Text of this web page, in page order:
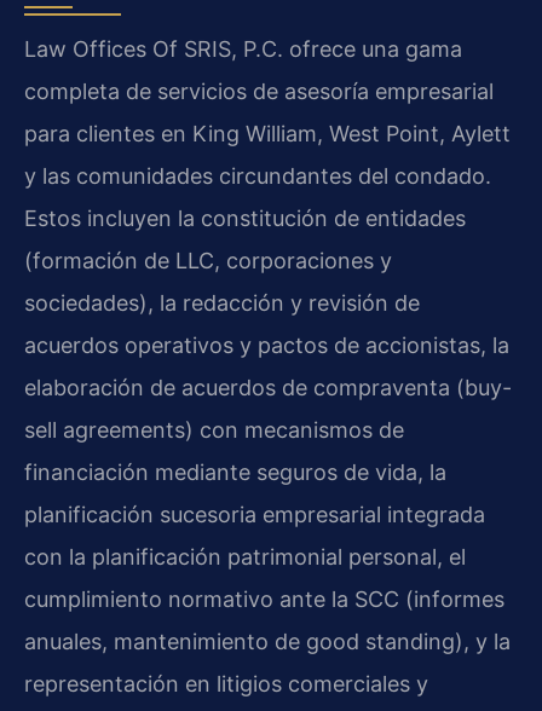
Law Offices Of SRIS, P.C. ofrece una gama
completa de servicios de asesoría empresarial
para clientes en King William, West Point, Aylett
y las comunidades circundantes del condado.
Estos incluyen la constitución de entidades
(formación de LLC, corporaciones y
sociedades), la redacción y revisión de
acuerdos operativos y pactos de accionistas, la
elaboración de acuerdos de compraventa (buy-
sell agreements) con mecanismos de
financiación mediante seguros de vida, la
planificación sucesoria empresarial integrada
con la planificación patrimonial personal, el
cumplimiento normativo ante la SCC (informes
anuales, mantenimiento de good standing), y la
representación en litigios comerciales y